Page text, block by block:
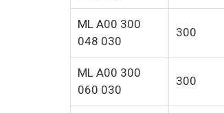
ML A00 300
048 030
300
ML A00 300
060 030
300